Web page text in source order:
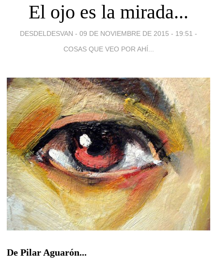
El ojo es la mirada...
DESDELDESVAN - 09 DE NOVIEMBRE DE 2015 - 19:51 -
COSAS QUE VEO POR AHÍ...
De Pilar Aguarón...